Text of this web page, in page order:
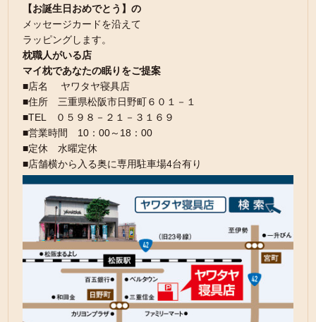
【お誕生日おめでとう】の
メッセージカードを沿えて
ラッピングします。
枕職人がいる店
マイ枕であなたの眠りをご提案
■店名 ヤワタヤ寝具店
■住所 三重県松阪市日野町６０１－１
■TEL ０５９８－２１－３１６９
■営業時間 10：00～18：00
■定休 水曜定休
■店舗横から入る奥に専用駐車場4台有り